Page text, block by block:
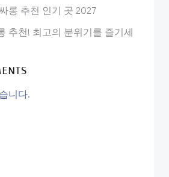
롱 추천 인기 곳 2027
추천! 최고의 분위기를 즐기세
니다.